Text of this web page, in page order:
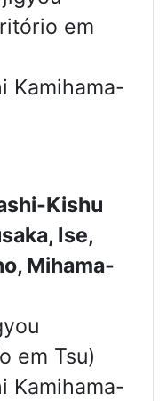
em
Kishu
Ise,
Mihama-
em Tsu)